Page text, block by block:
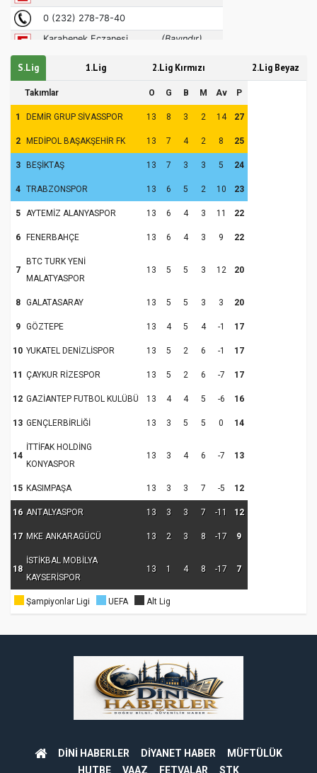
S.Lig 1.Lig 2.Lig Kırmızı 2.Lig Beyaz
Takımlar O G B M Av P
1 DEMİR GRUP SİVASSPOR 13 8 3 2 14 27
2 MEDİPOL BAŞAKŞEHİR FK 13 7 4 2 8 25
3 BEŞİKTAŞ 13 7 3 3 5 24
4 TRABZONSPOR 13 6 5 2 10 23
5 AYTEMİZ ALANYASPOR 13 6 4 3 11 22
6 FENERBAHÇE 13 6 4 3 9 22
7
BTC TURK YENİ
MALATYASPOR
13 5 5 3 12 20
8 GALATASARAY 13 5 5 3 3 20
9 GÖZTEPE 13 4 5 4 -1 17
10 YUKATEL DENİZLİSPOR 13 5 2 6 -1 17
11 ÇAYKUR RİZESPOR 13 5 2 6 -7 17
12 GAZİANTEP FUTBOL KULÜBÜ 13 4 4 5 -6 16
13 GENÇLERBİRLİĞİ 13 3 5 5 0 14
14
İTTİFAK HOLDİNG
KONYASPOR
13 3 4 6 -7 13
15 KASIMPAŞA 13 3 3 7 -5 12
16 ANTALYASPOR 13 3 3 7 -11 12
17 MKE ANKARAGÜCÜ 13 2 3 8 -17 9
18
İSTİKBAL MOBİLYA
KAYSERİSPOR
13 1 4 8 -17 7
Şampiyonlar Ligi UEFA Alt Lig
DİNİ HABERLER DİYANET HABER
MÜFTÜLÜK
HUTBE
VAAZ FETVALAR STK